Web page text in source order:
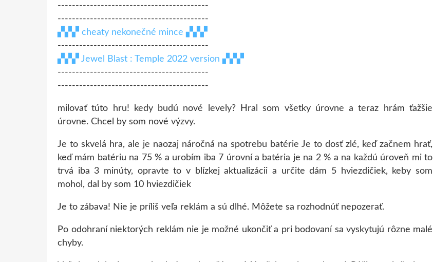
------------------------------------------
------------------------------------------
▞▞▞ cheaty nekonečné mince ▞▞▞
------------------------------------------
▞▞▞ Jewel Blast : Temple 2022 version ▞▞▞
------------------------------------------
------------------------------------------
milovať túto hru! kedy budú nové levely? Hral som všetky úrovne a teraz hrám ťažšie
úrovne. Chcel by som nové výzvy.
Je to skvelá hra, ale je naozaj náročná na spotrebu batérie Je to dosť zlé, keď začnem hrať,
keď mám batériu na 75 % a urobím iba 7 úrovní a batéria je na 2 % a na každú úroveň mi to
trvá iba 3 minúty, opravte to v blízkej aktualizácii a určite dám 5 hviezdičiek, keby som
mohol, dal by som 10 hviezdičiek
Je to zábava! Nie je príliš veľa reklám a sú dlhé. Môžete sa rozhodnúť nepozerať.
Po odohraní niektorých reklám nie je možné ukončiť a pri bodovaní sa vyskytujú rôzne malé
chyby.